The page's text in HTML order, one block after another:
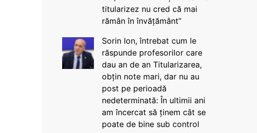
titularizez nu cred că mai
rămân în învățământ”
Sorin Ion, întrebat cum le
răspunde profesorilor care
dau an de an Titularizarea,
obțin note mari, dar nu au
post pe perioadă
nedeterminată: În ultimii ani
am încercat să ținem cât se
poate de bine sub control